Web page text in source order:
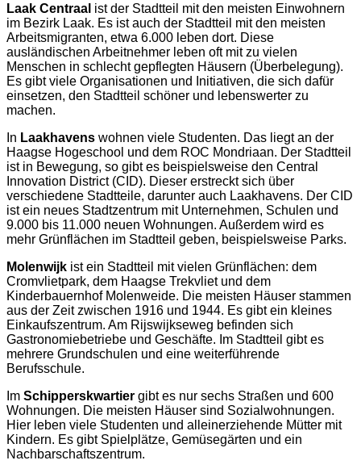
Laak Centraal ist der Stadtteil mit den meisten Einwohnern
im Bezirk Laak. Es ist auch der Stadtteil mit den meisten
Arbeitsmigranten, etwa 6.000 leben dort. Diese
ausländischen Arbeitnehmer leben oft mit zu vielen
Menschen in schlecht gepflegten Häusern (Überbelegung).
Es gibt viele Organisationen und Initiativen, die sich dafür
einsetzen, den Stadtteil schöner und lebenswerter zu
machen.
In Laakhavens wohnen viele Studenten. Das liegt an der
Haagse Hogeschool und dem ROC Mondriaan. Der Stadtteil
ist in Bewegung, so gibt es beispielsweise den Central
Innovation District (CID). Dieser erstreckt sich über
verschiedene Stadtteile, darunter auch Laakhavens. Der CID
ist ein neues Stadtzentrum mit Unternehmen, Schulen und
9.000 bis 11.000 neuen Wohnungen. Außerdem wird es
mehr Grünflächen im Stadtteil geben, beispielsweise Parks.
Molenwijk ist ein Stadtteil mit vielen Grünflächen: dem
Cromvlietpark, dem Haagse Trekvliet und dem
Kinderbauernhof Molenweide. Die meisten Häuser stammen
aus der Zeit zwischen 1916 und 1944. Es gibt ein kleines
Einkaufszentrum. Am Rijswijkseweg befinden sich
Gastronomiebetriebe und Geschäfte. Im Stadtteil gibt es
mehrere Grundschulen und eine weiterführende
Berufsschule.
Im Schipperskwartier gibt es nur sechs Straßen und 600
Wohnungen. Die meisten Häuser sind Sozialwohnungen.
Hier leben viele Studenten und alleinerziehende Mütter mit
Kindern. Es gibt Spielplätze, Gemüsegärten und ein
Nachbarschaftszentrum.